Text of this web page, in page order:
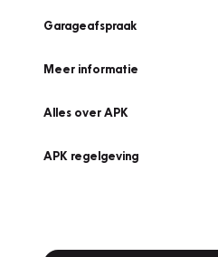
Garageafspraak
Meer informatie
Alles over APK
APK regelgeving